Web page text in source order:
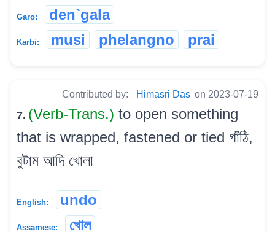
Garo: den`gala
Karbi: musi phelangno prai
Contributed by: Himasri Das on 2023-07-19
7. (Verb-Trans.) to open something
that is wrapped, fastened or tied গাঁঠি,
বুটাম আদি খোলা
English: undo
Assamese: খোল